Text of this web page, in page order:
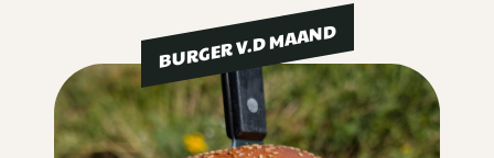
BURGER V.D MAAND